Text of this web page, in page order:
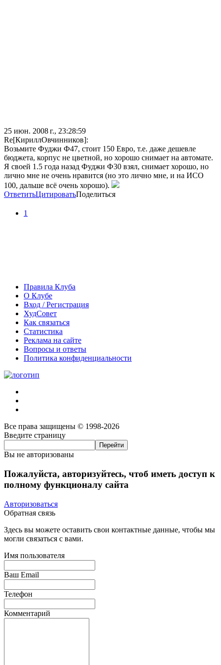
25 июн. 2008 г., 23:28:59
Re[КириллОвчинников]:
Возьмите Фуджи Ф47, стоит 150 Евро, т.е. даже дешевле
бюджета, корпус не цветной, но хорошо снимает на автомате.
Я своей 1.5 года назад Фуджи Ф30 взял, снимает хорошо, но
лично мне не очень нравится (но это лично мне, и на ИСО
100, дальше всё очень хорошо).
ОтветитьЦитироватьПоделиться
1
Правила Клуба
О Клубе
Вход / Регистрация
ХудСовет
Как связаться
Статистика
Реклама на сайте
Вопросы и ответы
Политика конфиденциальности
Все права защищены © 1998-2026
Введите страницу
Вы не авторизованы
Пожалуйста, авторизуйтесь, чтоб иметь доступ к
полному функционалу сайта
Авторизоваться
Обратная связь
Здесь вы можете оставить свои контактные данные, чтобы мы
могли связаться с вами.
Имя пользователя
Ваш Email
Телефон
Комментарий